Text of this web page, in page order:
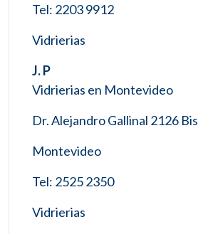
Tel: 2203 9912
Vidrierias
J. P
Vidrierias en Montevideo
Dr. Alejandro Gallinal 2126 Bis
Montevideo
Tel: 2525 2350
Vidrierias